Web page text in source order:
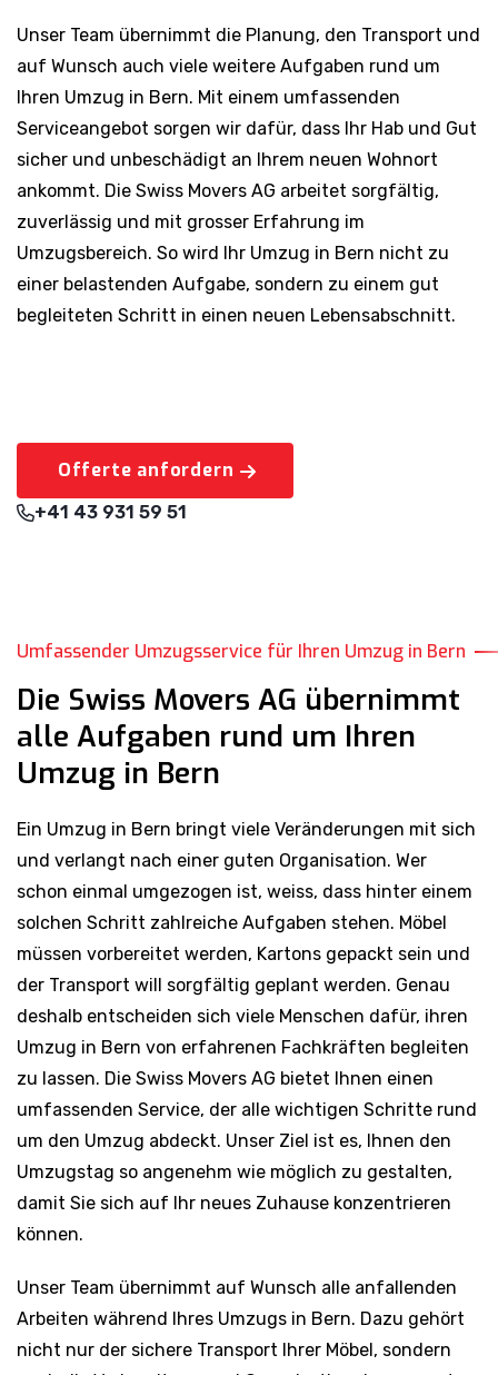
Unser Team übernimmt die Planung, den Transport und
auf Wunsch auch viele weitere Aufgaben rund um
Ihren Umzug in Bern. Mit einem umfassenden
Serviceangebot sorgen wir dafür, dass Ihr Hab und Gut
sicher und unbeschädigt an Ihrem neuen Wohnort
ankommt. Die Swiss Movers AG arbeitet sorgfältig,
zuverlässig und mit grosser Erfahrung im
Umzugsbereich. So wird Ihr Umzug in Bern nicht zu
einer belastenden Aufgabe, sondern zu einem gut
begleiteten Schritt in einen neuen Lebensabschnitt.
Offerte anfordern
+41 43 931 59 51
Umfassender Umzugsservice für Ihren Umzug in Bern
Die Swiss Movers AG übernimmt
alle Aufgaben rund um Ihren
Umzug in Bern
Ein Umzug in Bern bringt viele Veränderungen mit sich
und verlangt nach einer guten Organisation. Wer
schon einmal umgezogen ist, weiss, dass hinter einem
solchen Schritt zahlreiche Aufgaben stehen. Möbel
müssen vorbereitet werden, Kartons gepackt sein und
der Transport will sorgfältig geplant werden. Genau
deshalb entscheiden sich viele Menschen dafür, ihren
Umzug in Bern von erfahrenen Fachkräften begleiten
zu lassen. Die Swiss Movers AG bietet Ihnen einen
umfassenden Service, der alle wichtigen Schritte rund
um den Umzug abdeckt. Unser Ziel ist es, Ihnen den
Umzugstag so angenehm wie möglich zu gestalten,
damit Sie sich auf Ihr neues Zuhause konzentrieren
können.
Unser Team übernimmt auf Wunsch alle anfallenden
Arbeiten während Ihres Umzugs in Bern. Dazu gehört
nicht nur der sichere Transport Ihrer Möbel, sondern